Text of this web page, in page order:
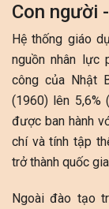
Con người
Hệ thống giáo
nguồn nhân
công của Nhật
(1960) lên 5,6%
được ban hành
chí và tính tập
trở thành quốc
Ngoài đào tạo